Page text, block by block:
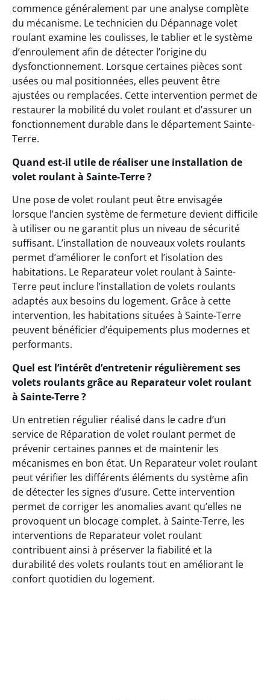
commence généralement par une analyse complète
du mécanisme. Le technicien du Dépannage volet
roulant examine les coulisses, le tablier et le système
d’enroulement afin de détecter l’origine du
dysfonctionnement. Lorsque certaines pièces sont
usées ou mal positionnées, elles peuvent être
ajustées ou remplacées. Cette intervention permet de
restaurer la mobilité du volet roulant et d’assurer un
fonctionnement durable dans le département Sainte-
Terre.
Quand est-il utile de réaliser une installation de
volet roulant à Sainte-Terre ?
Une pose de volet roulant peut être envisagée
lorsque l’ancien système de fermeture devient difficile
à utiliser ou ne garantit plus un niveau de sécurité
suffisant. L’installation de nouveaux volets roulants
permet d’améliorer le confort et l’isolation des
habitations. Le Reparateur volet roulant à Sainte-
Terre peut inclure l’installation de volets roulants
adaptés aux besoins du logement. Grâce à cette
intervention, les habitations situées à Sainte-Terre
peuvent bénéficier d’équipements plus modernes et
performants.
Quel est l’intérêt d’entretenir régulièrement ses
volets roulants grâce au Reparateur volet roulant
à Sainte-Terre ?
Un entretien régulier réalisé dans le cadre d’un
service de Réparation de volet roulant permet de
prévenir certaines pannes et de maintenir les
mécanismes en bon état. Un Reparateur volet roulant
peut vérifier les différents éléments du système afin
de détecter les signes d’usure. Cette intervention
permet de corriger les anomalies avant qu’elles ne
provoquent un blocage complet. à Sainte-Terre, les
interventions de Reparateur volet roulant
contribuent ainsi à préserver la fiabilité et la
durabilité des volets roulants tout en améliorant le
confort quotidien du logement.